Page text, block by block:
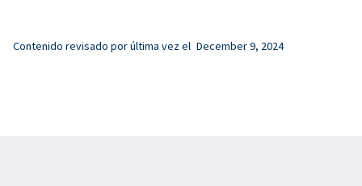
Contenido revisado por última vez el December 9, 2024